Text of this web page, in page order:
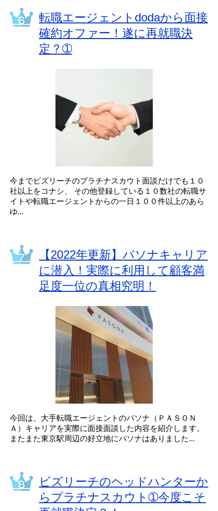
転職エージェントdodaから面接
確約オファー！遂に再就職決
定？➀
今までビズリーチのプラチナスカウト面談だけでも１０
社以上をコナシ、 その他登録している１０数社の転職サ
イトや転職エージェントからの一日１００件以上のあら
ゆ...
【2022年更新】パソナキャリア
に潜入！実際に利用して顧客満
足度一位の真相究明！
今回は、大手転職エージェントのパソナ（ＰＡＳＯＮ
Ａ）キャリアを実際に面接面談した内容を紹介します。
またまた東京駅周辺の好立地にパソナはありました...
ビズリーチのヘッドハンターか
らプラチナスカウト➀今度こそ